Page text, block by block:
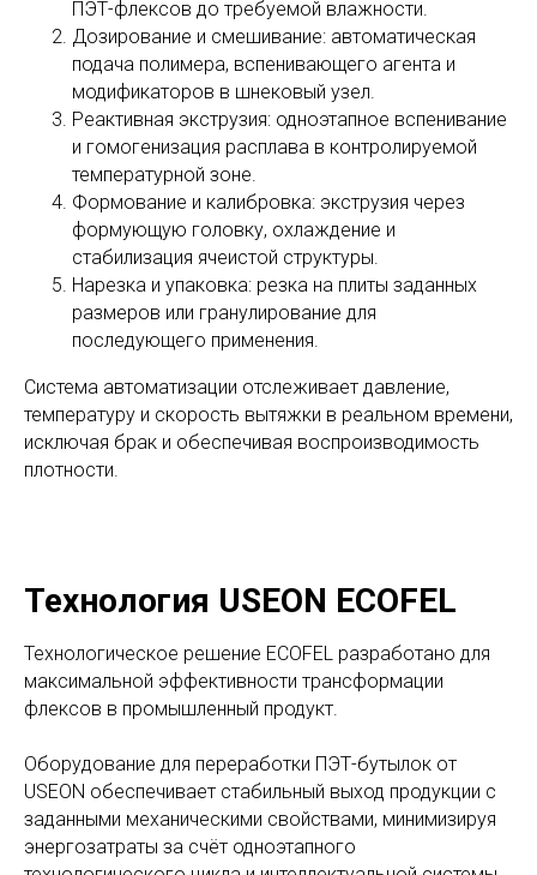
ПЭТ-флексов до требуемой влажности.
Дозирование и смешивание: автоматическая
подача полимера, вспенивающего агента и
модификаторов в шнековый узел.
Реактивная экструзия: одноэтапное вспенивание
и гомогенизация расплава в контролируемой
температурной зоне.
Формование и калибровка: экструзия через
формующую головку, охлаждение и
стабилизация ячеистой структуры.
Нарезка и упаковка: резка на плиты заданных
размеров или гранулирование для
последующего применения.
Система автоматизации отслеживает давление,
температуру и скорость вытяжки в реальном времени,
исключая брак и обеспечивая воспроизводимость
плотности.
Технология USEON ECOFEL
Технологическое решение ECOFEL разработано для
максимальной эффективности трансформации
флексов в промышленный продукт.
Оборудование для переработки ПЭТ-бутылок от
USEON обеспечивает стабильный выход продукции с
заданными механическими свойствами, минимизируя
энергозатраты за счёт одноэтапного